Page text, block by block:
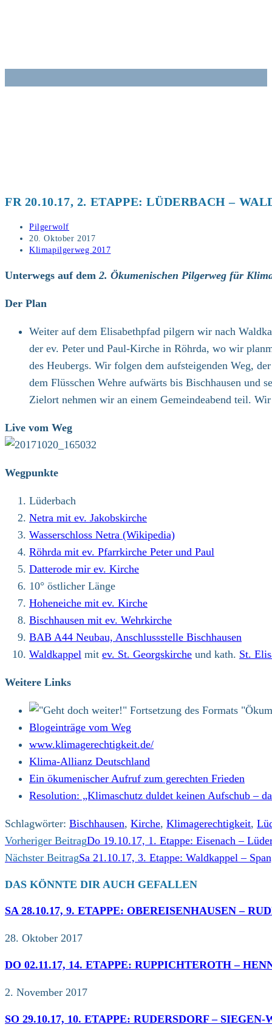
FR 20.10.17, 2. ETAPPE: LÜDERBACH –
Beitrags-
Autor:
Pilgerwolf
Beitrag
veröffentlicht:
20. Oktober 2017
Beitrags-
Klimapilgerweg 2017
Unterwegs auf dem 2. Ökumenischen Pilgerweg für
Der Plan
Weiter auf dem Elisabethpfad pilgern wir nach
der ev. Peter und Paul-Kirche in Röhrda, wo wir
des Heubergs. Wir folgen dem aufsteigenden Weg,
dem Flüsschen Wehre aufwärts bis Bischhausen
Zielort nehmen wir an einem Gemeindeabend teil.
Live vom Weg
Wegpunkte
Lüderbach
Netra mit ev. Jakobskirche
Wasserschloss Netra (Wikipedia)
Röhrda mit ev. Pfarrkirche Peter und Paul
Datterode mir ev. Kirche
10° östlicher Länge
Hoheneiche mit ev. Kirche
Bischhausen mit ev. Wehrkirche
BAB A44 Neubau, Anschlussstelle Bischhausen
Waldkappel mit ev. St. Georgskirche und kath. St.
Weitere Links
Blogeinträge vom Weg
www.klimagerechtigkeit.de/
Klima-Allianz Deutschland
Ein ökumenischer Aufruf zum gerechten Frieden
Resolution: „Klimaschutz duldet keinen Aufschub –
Schlagwörter: Bischhausen, Kirche, Klimagerechtigkeit,
WEITERE
ARTIKEL
Vorheriger BeitragDo 19.10.17, 1. Etappe: Eisenach –
Nächster BeitragSa 21.10.17, 3. Etappe: Waldkappel –
DAS KÖNNTE DIR AUCH GEFALLEN
SA 28.10.17, 9. ETAPPE: OBEREISENHAUSEN –
28. Oktober 2017
DO 02.11.17, 14. ETAPPE: RUPPICHTEROTH –
2. November 2017
SO 29.10.17, 10. ETAPPE: RUDERSDORF –